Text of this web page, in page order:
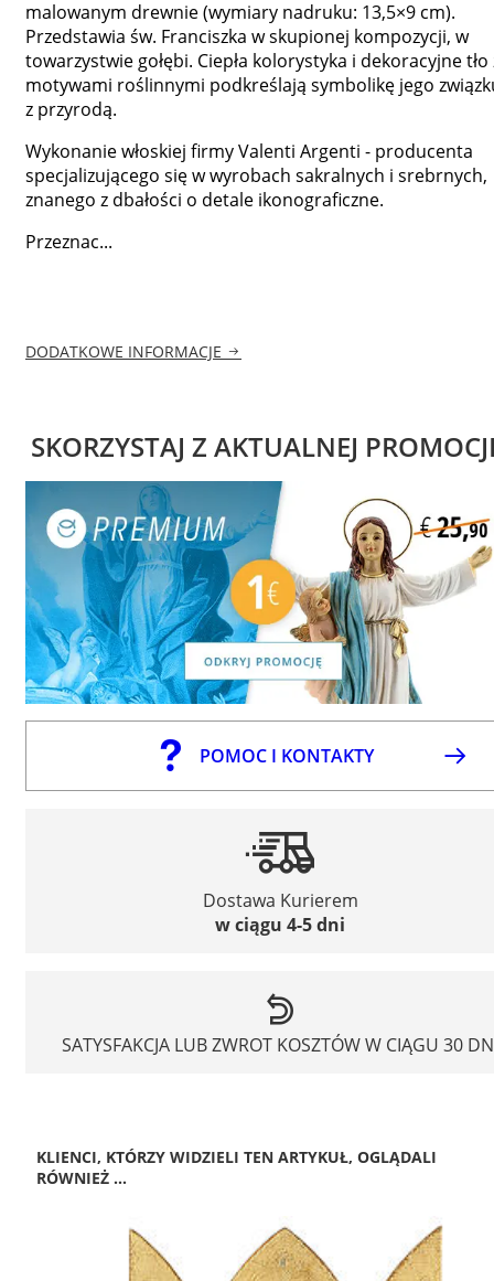
malowanym drewnie (wymiary nadruku: 13,5×9 cm).
Przedstawia św. Franciszka w skupionej kompozycji, w
towarzystwie gołębi. Ciepła kolorystyka i dekoracyjne tło
motywami roślinnymi podkreślają symbolikę jego
z przyrodą.
Wykonanie włoskiej firmy Valenti Argenti - producenta
specjalizującego się w wyrobach sakralnych i srebrnych,
znanego z dbałości o detale ikonograficzne.
Przeznac...
DODATKOWE INFORMACJE
SKORZYSTAJ Z AKTUALNEJ
POMOC I KONTAKTY
Dostawa Kurierem
w ciągu 4-5 dni
SATYSFAKCJA LUB ZWROT KOSZTÓW W CIĄGU 30
KLIENCI, KTÓRZY WIDZIELI TEN ARTYKUŁ, OGLĄDALI
RÓWNIEŻ ...